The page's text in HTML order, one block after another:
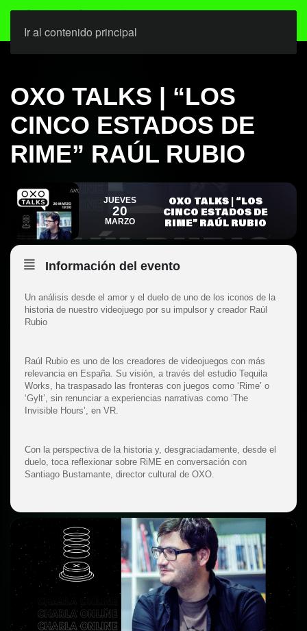
Ir al contenido principal
OXO TALKS | “LOS
CINCO ESTADOS DE
RIME” RAÚL RUBIO
JUEVES
20
MARZO
OXO TALKS | “LOS
CINCO ESTADOS DE
RIME” RAÚL RUBIO
Información del evento
Un análisis desde el amor y el duelo de uno de los iconos de la
historia de nuestro videojuego por su impulsor y creador Raúl
Rubio
Raúl Rubio es uno de los creadores de videojuegos con más
relevancia en España. Su visión, a través del estudio Tequila
Works, ha traspasado las fronteras con juegos como ‘Rime’ o
‘Gylt’, sin renunciar a experiencias narrativas como ‘The
Invisible Hours’, en VR.
Con la perspectiva de la historia y, desgraciadamente, desde el
duelo, toca reflexionar sobre RiME en conversación con
Santiago Bustamante, director cultural de OXO.